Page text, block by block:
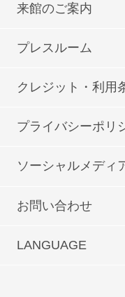
来館のご案内
プレスルーム
クレジット・利用
プライバシーポリ
ソーシャルメディ
お問い合わせ
LANGUAGE